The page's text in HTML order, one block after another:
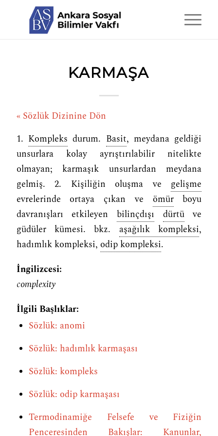
KARMAŞA
« Sözlük Dizinine Dön
1. Kompleks durum. Basit, meydana geldiği
unsurlara kolay ayrıştırılabilir nitelikte
olmayan; karmaşık unsurlardan meydana
gelmiş. 2. Kişiliğin oluşma ve gelişme
evrelerinde ortaya çıkan ve ömürboyu
davranışları etkileyen bilinçdışı dürtüve
güdüler kümesi. bkz. aşağılık kompleksi,
hadımlık kompleksi, odip kompleksi.
İngilizcesi:
complexity
İlgili Başlıklar:
Sözlük: anomi
Sözlük: hadımlık karmaşası
Sözlük: kompleks
Sözlük: odip karmaşası
Termodinamiğe Felsefe ve Fiziğin
Penceresinden Bakışlar: Kanunlar,